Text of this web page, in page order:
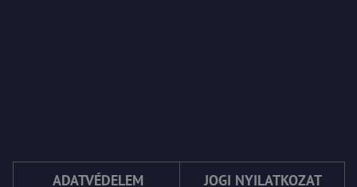
ADATVÉDELEM JOGI NYILATKOZAT